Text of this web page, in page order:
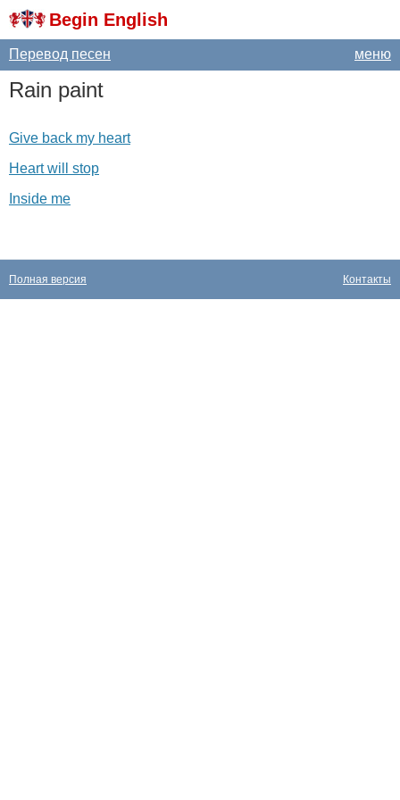
Begin English
меню
Перевод песен
Rain paint
Give back my heart
Heart will stop
Inside me
Контакты
Полная версия